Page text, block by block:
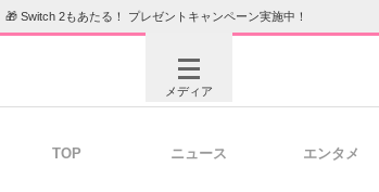
🎁 Switch 2もあたる！ プレゼントキャンペーン実施中！
メディア
TOP ニュース エンタメ